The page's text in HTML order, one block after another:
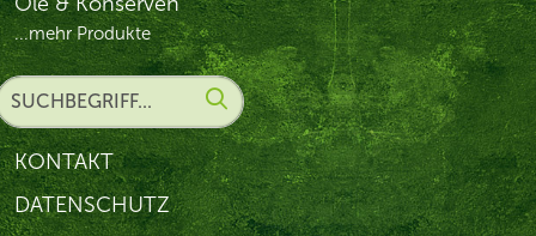
...mehr Produkte
KONTAKT
DATENSCHUTZ